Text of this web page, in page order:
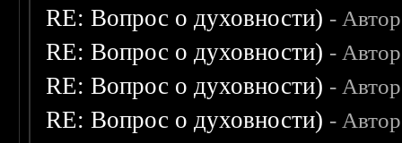
RE: Вопрос о духовности) -
RE: Вопрос о духовности) -
RE: Вопрос о духовности) -
RE: Вопрос о духовности) -